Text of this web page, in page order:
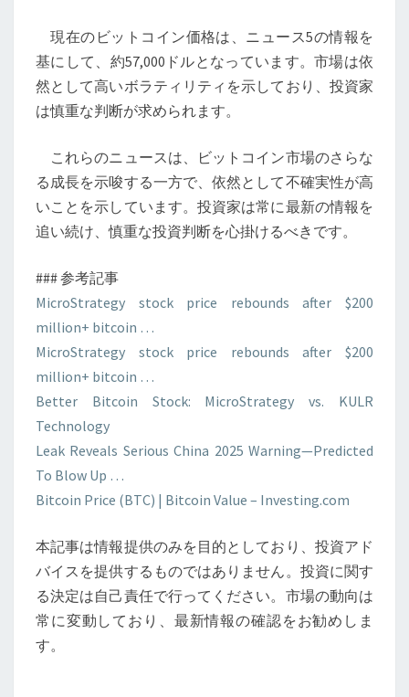
現在のビットコイン価格は、ニュース5の情報を
基にして、約57,000ドルとなっています。市場は依
然として高いボラティリティを示しており、投資家
は慎重な判断が求められます。
これらのニュースは、ビットコイン市場のさらな
る成長を示唆する一方で、依然として不確実性が高
いことを示しています。投資家は常に最新の情報を
追い続け、慎重な投資判断を心掛けるべきです。
### 参考記事
MicroStrategy stock price rebounds after $200
million+ bitcoin …
MicroStrategy stock price rebounds after $200
million+ bitcoin …
Better Bitcoin Stock: MicroStrategy vs. KULR
Technology
Leak Reveals Serious China 2025 Warning—Predicted
To Blow Up …
Bitcoin Price (BTC) | Bitcoin Value – Investing.com
本記事は情報提供のみを目的としており、投資アド
バイスを提供するものではありません。投資に関す
る決定は自己責任で行ってください。市場の動向は
常に変動しており、最新情報の確認をお勧めしま
す。